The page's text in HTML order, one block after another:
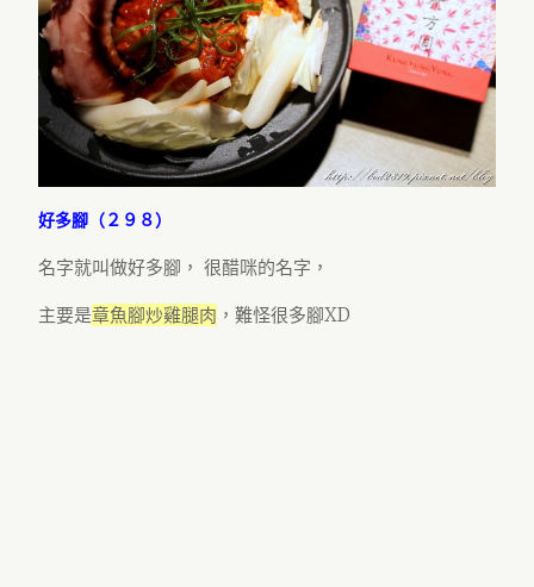
好多腳（２９８）
名字就叫做好多腳， 很醋咪的名字，
主要是章魚腳炒雞腿肉 ，難怪很多腳XD